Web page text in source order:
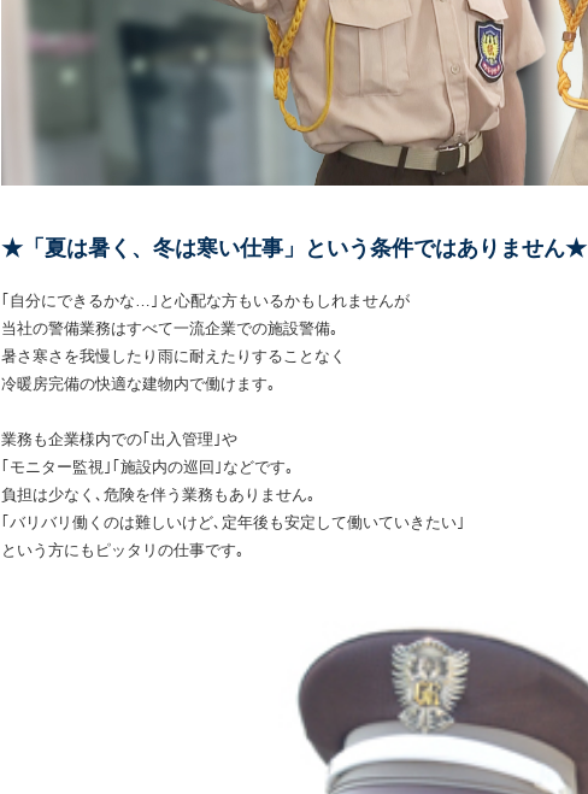
★「夏は暑く、冬は寒い仕事」という条件ではありません★
｢自分にできるかな…｣と心配な方もいるかもしれませんが
当社の警備業務はすべて一流企業での施設警備｡
暑さ寒さを我慢したり雨に耐えたりすることなく
冷暖房完備の快適な建物内で働けます｡
業務も企業様内での｢出入管理｣や
｢モニター監視｣｢施設内の巡回｣などです｡
負担は少なく､危険を伴う業務もありません｡
｢バリバリ働くのは難しいけど､定年後も安定して働いていきたい｣
という方にもピッタリの仕事です｡